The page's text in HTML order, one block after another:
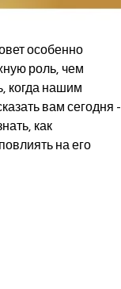
особенно
роль, чем
когда нашим
вам сегодня -
как
на его